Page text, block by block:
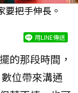
把手伸長。
用LINE傳送
的那段時間，
位帶來溝通